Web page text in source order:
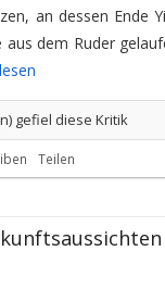
an dessen Ende
aus dem Ruder
gefiel diese Kritik
Teilen